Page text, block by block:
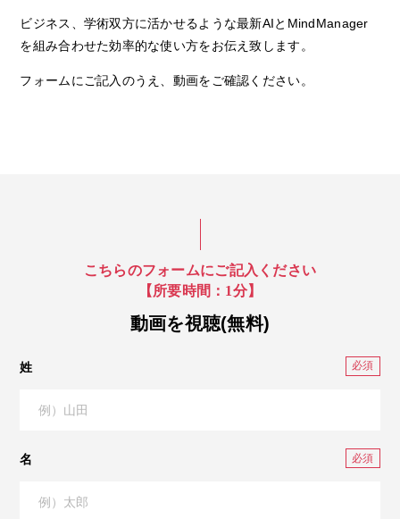
ビジネス、学術双方に活かせるような最新AIとMindManager
を組み合わせた効率的な使い方をお伝え致します。
フォームにご記入のうえ、動画をご確認ください。
こちらのフォームにご記入ください
【所要時間：1分】
動画を視聴(無料)
姓
名